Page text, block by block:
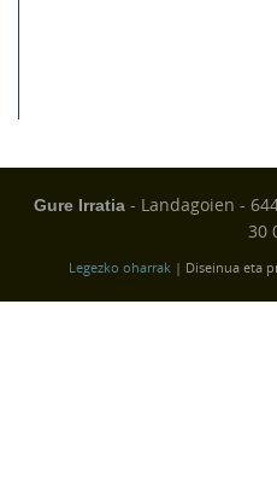
Gure Irratia - Landagoien -
30
Legezko oharrak | Diseinua eta